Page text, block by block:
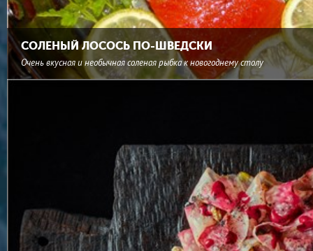
СОЛЕНЫЙ ЛОСОСЬ ПО-ШВЕДСКИ
Очень вкусная и необычная соленая рыбка к новогоднему столу